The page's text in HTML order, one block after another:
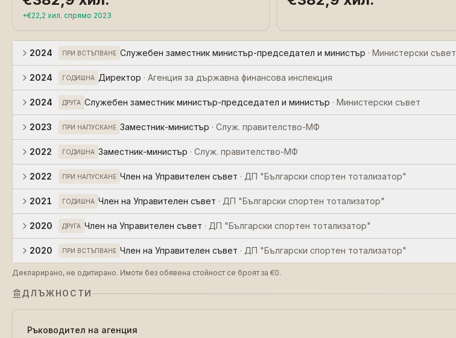
+€22,2 хил. спрямо 2023
2024 ПРИ ВСТЪПВАНЕ Служебен заместник министър-председател и министър · Министерски съвет
2024 ГОДИШНА Директор · Агенция за държавна финансова инспекция
2024 ДРУГА Служебен заместник министър-председател и министър · Министерски съвет
2023 ПРИ НАПУСКАНЕ Заместник-министър · Служ. правителство-МФ
2022 ГОДИШНА Заместник-министър · Служ. правителство-МФ
2022 ПРИ НАПУСКАНЕ Член на Управителен съвет · ДП "Български спортен тотализатор"
2021 ГОДИШНА Член на Управителен съвет · ДП "Български спортен тотализатор"
2020 ДРУГА Член на Управителен съвет · ДП "Български спортен тотализатор"
2020 ПРИ ВСТЪПВАНЕ Член на Управителен съвет · ДП "Български спортен тотализатор"
Декларирано, не одитирано. Имоти без обявена стойност се броят за €0.
ДЛЪЖНОСТИ
Ръководител на агенция